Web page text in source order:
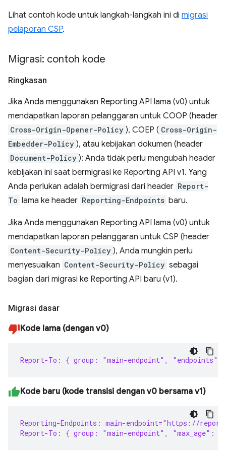
Lihat contoh kode untuk langkah-langkah ini di migrasi
pelaporan CSP.
Migrasi: contoh kode
Ringkasan
Jika Anda menggunakan Reporting API lama (v0) untuk
mendapatkan laporan pelanggaran untuk COOP (header
Cross-Origin-Opener-Policy ), COEP ( Cross-Origin-
Embedder-Policy ), atau kebijakan dokumen (header
Document-Policy ): Anda tidak perlu mengubah header
kebijakan ini saat bermigrasi ke Reporting API v1. Yang
Anda perlukan adalah bermigrasi dari header Report-
To lama ke header Reporting-Endpoints baru.
Jika Anda menggunakan Reporting API lama (v0) untuk
mendapatkan laporan pelanggaran untuk CSP (header
Content-Security-Policy ), Anda mungkin perlu
menyesuaikan Content-Security-Policy sebagai
bagian dari migrasi ke Reporting API baru (v1).
Migrasi dasar
Kode lama (dengan v0)
Report-To: { group: "main-endpoint",
Kode baru (kode transisi dengan v0 bersama v1)
Reporting-Endpoints: main-endpoint="https://
Report-To: { group: "main-endpoint",